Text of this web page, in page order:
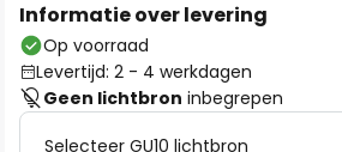
Informatie over levering
Op voorraad
Levertijd: 2 - 4 werkdagen
Geen lichtbron inbegrepen
Selecteer GU10 lichtbron